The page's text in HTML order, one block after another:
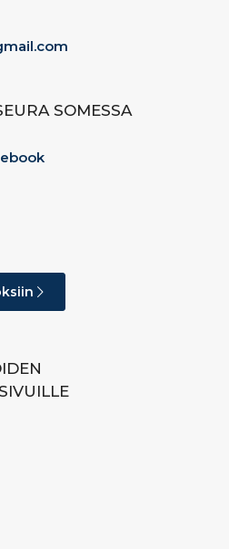
SOMESSA